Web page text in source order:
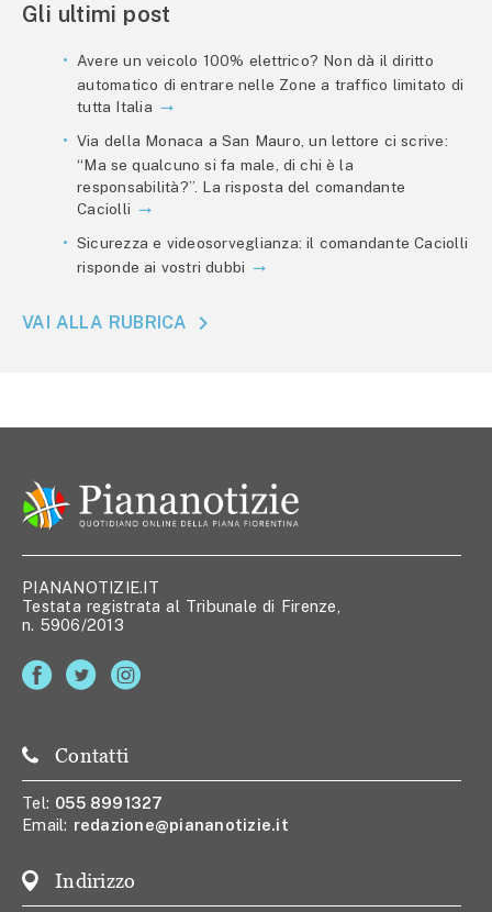
Gli ultimi post
Avere un veicolo 100% elettrico? Non dà il diritto
automatico di entrare nelle Zone a traffico limitato di
tutta Italia
Via della Monaca a San Mauro, un lettore ci scrive:
“Ma se qualcuno si fa male, di chi è la
responsabilità?”. La risposta del comandante
Caciolli
Sicurezza e videosorveglianza: il comandante Caciolli
risponde ai vostri dubbi
VAI ALLA RUBRICA
PIANANOTIZIE.IT
Testata registrata al Tribunale di Firenze,
n. 5906/2013
Contatti
Tel: 055 8991327
Email: redazione@piananotizie.it
Indirizzo